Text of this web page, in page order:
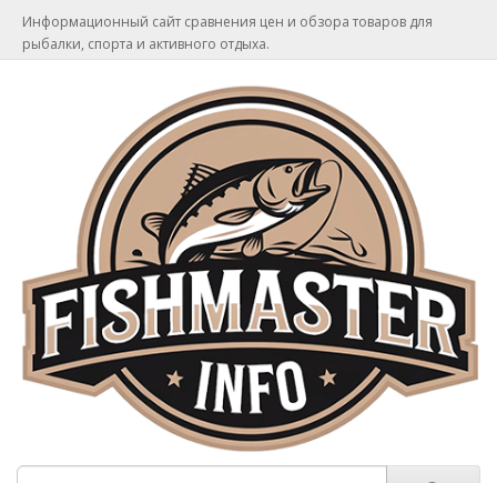
Информационный сайт сравнения цен и обзора товаров для
рыбалки, спорта и активного отдыха.